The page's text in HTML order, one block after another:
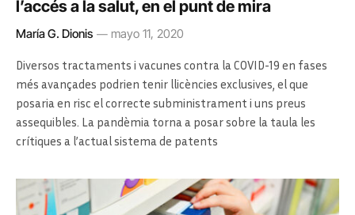
l’accés a la salut, en el punt de mira
María G. Dionis mayo 11, 2020
Diversos tractaments i vacunes contra la COVID-19 en fases
més avançades podrien tenir llicències exclusives, el que
posaria en risc el correcte subministrament i uns preus
assequibles. La pandèmia torna a posar sobre la taula les
crítiques a l’actual sistema de patents